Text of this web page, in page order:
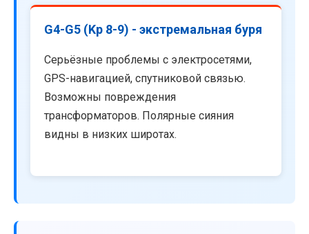
G4-G5 (Kp 8-9) - экстремальная буря
Серьёзные проблемы с электросетями,
GPS-навигацией, спутниковой связью.
Возможны повреждения
трансформаторов. Полярные сияния
видны в низких широтах.